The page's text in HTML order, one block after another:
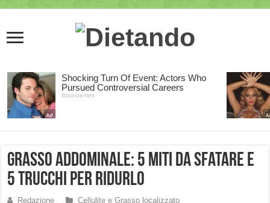
Grasso addominale: 5 miti da sfatare e
5 trucchi per ridurlo
Redazione
Cellulite e Grasso localizzato